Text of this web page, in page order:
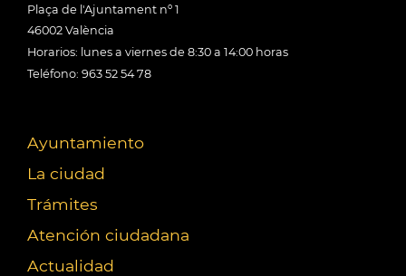
Plaça de l'Ajuntament nº 1
46002 València
Horarios: lunes a viernes de 8:30 a 14:00 horas
Teléfono: 963 52 54 78
Ayuntamiento
La ciudad
Trámites
Atención ciudadana
Actualidad